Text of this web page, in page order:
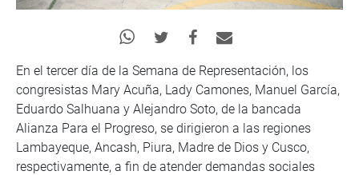
En el tercer día de la Semana de Representación, los
congresistas Mary Acuña, Lady Camones, Manuel García,
Eduardo Salhuana y Alejandro Soto, de la bancada
Alianza Para el Progreso, se dirigieron a las regiones
Lambayeque, Ancash, Piura, Madre de Dios y Cusco,
respectivamente, a fin de atender demandas sociales